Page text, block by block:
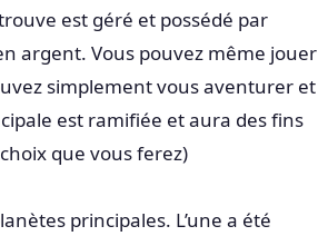
est géré et possédé par
argent. Vous pouvez même jouer
simplement vous aventurer et
est ramifiée et aura des fins
que vous ferez)
principales. L’une a été